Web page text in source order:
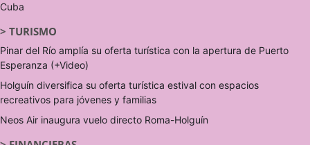
Cuba
> TURISMO
Pinar del Río amplía su oferta turística con la apertura de Puerto
Esperanza (+Video)
Holguín diversifica su oferta turística estival con espacios
recreativos para jóvenes y familias
Neos Air inaugura vuelo directo Roma-Holguín